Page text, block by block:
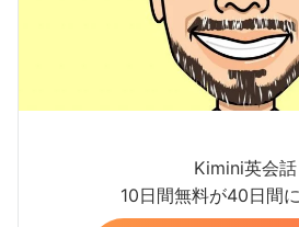
Kimini英会話
10日間無料が40日間